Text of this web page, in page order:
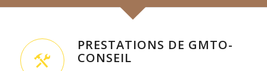
PRESTATIONS DE GMTO-
CONSEIL